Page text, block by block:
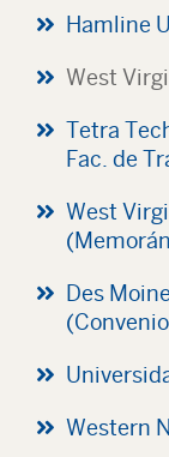
Hamline
West
Tetra
Fac. de
West
Des
Western